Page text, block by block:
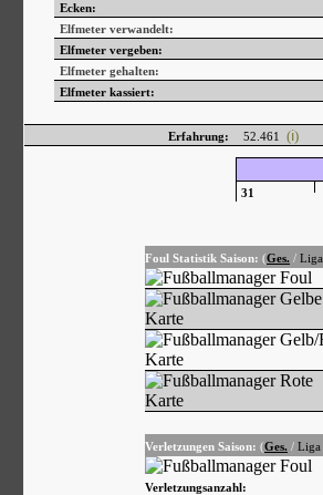
Ecken:
Elfmeter verwandelt:
Elfmeter vergeben:
Elfmeter gehalten:
Elfmeter kassiert:
Erfahrung: 52.461 (ℹ)
31
Foul Statistik Saison: (Ges. / Liga
Verletzungen Saison: (Ges. / Liga
Verletzungsanzahl: